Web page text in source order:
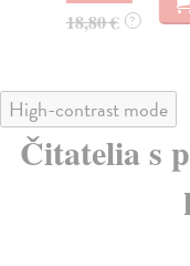
18,80 € ?
High-contrast mode
Čitatelia s